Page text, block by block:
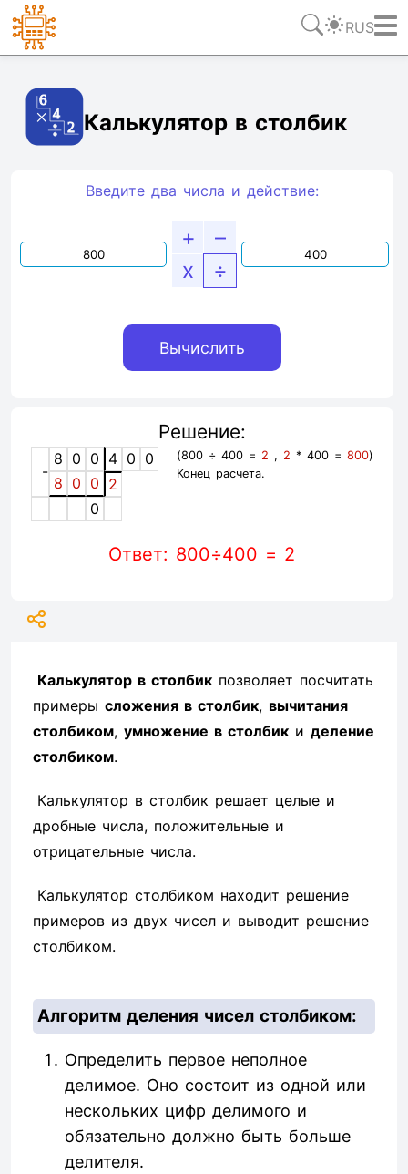
RUS
Калькулятор в столбик
Введите два числа и действие:
+
–
x
÷
Решение:
-
8 0 0 4 0 0
8 0 0 2
0
(800 ÷ 400 = 2 , 2 * 400 = 800)
Конец расчета.
Ответ: 800÷400 = 2
Калькулятор в столбик позволяет посчитать
примеры сложения в столбик, вычитания
столбиком, умножение в столбик и деление
столбиком.
Калькулятор в столбик решает целые и
дробные числа, положительные и
отрицательные числа.
Калькулятор столбиком находит решение
примеров из двух чисел и выводит решение
столбиком.
Алгоритм деления чисел столбиком:
Определить первое неполное
делимое. Оно состоит из одной или
нескольких цифр делимого и
обязательно должно быть больше
делителя.